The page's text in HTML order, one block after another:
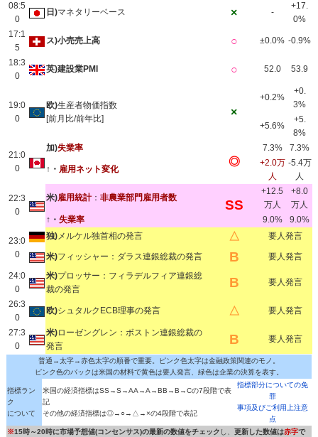
08:5
0
日)マネタリーベース × -
+17.
0%
17:1
5
ス)小売売上高 ○ ±0.0% -0.9%
18:3
0
英)建設業PMI ○ 52.0 53.9
19:0
0
欧)生産者物価指数
[前月比/前年比]
×
+0.2%
+0.
3%
+5.6%
+5.
8%
21:0
0
加)失業率
◎
7.3% 7.3%
↑・ 雇用ネット変化
+2.0万
人
-5.4万
人
22:3
0
米)雇用統計： 非農業部門雇用者数 SS
+12.5
万人
+8.0
万人
↑・ 失業率 9.0% 9.0%
23:0
0
独)メルケル独首相の発言 △ 要人発言
米)フィッシャー：ダラス連銀総裁の発言 B
要人発言
24:0
0
米)プロッサー：フィラデルフィア連銀総
裁の発言
B 要人発言
26:3
0
欧)シュタルクECB理事の発言 △ 要人発言
27:3
0
米)ローゼングレン：ボストン連銀総裁の
発言
B 要人発言
普通→太字→赤色太字の順番で重要。ピンク色太字は金融政策関連のモノ。
ピンク色のバックは米国の材料で黄色は要人発言、緑色は企業の決算を表す。
指標ラン
ク
について
米国の経済指標はSS→S→AA→A→BB→B→Cの7段階で表
記
その他の経済指標は◎→○→△→×の4段階で表記
指標部分についての免
罪
事項及びご利用上注意
点
※15時～20時に市場予想値(コンセンサス)の最新の数値をチェック し、 更新した数値は赤字で